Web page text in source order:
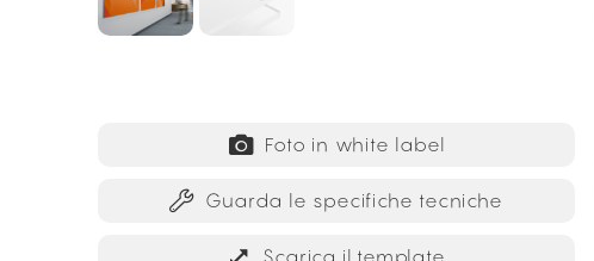
Foto in white label
Guarda le specifiche tecniche
Scarica il template